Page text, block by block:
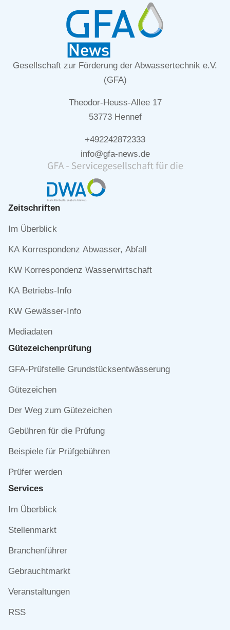
Gesellschaft zur Förderung der Abwassertechnik e.V.
(GFA)
Theodor-Heuss-Allee 17
53773 Hennef
+492242872333
info@gfa-news.de
Zeitschriften
Navigation
Im Überblick
KA Korrespondenz Abwasser, Abfall
KW Korrespondenz Wasserwirtschaft
KA Betriebs-Info
KW Gewässer-Info
Mediadaten
Gütezeichen­prüfung
Navigation
GFA-Prüfstelle Grundstücksentwässerung
Gütezeichen
Der Weg zum Gütezeichen
Gebühren für die Prüfung
Beispiele für Prüfgebühren
Prüfer werden
Services
Navigation
Im Überblick
Stellenmarkt
Branchenführer
Gebrauchtmarkt
Veranstaltungen
RSS